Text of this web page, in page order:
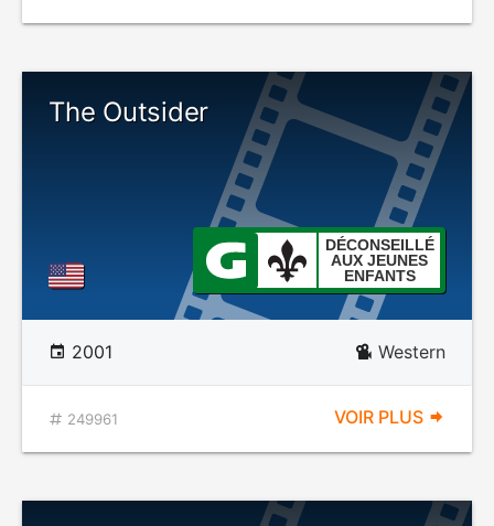
The Outsider
DÉCONSEILLÉ
AUX JEUNES
ENFANTS
2001 Western
249961 VOIR PLUS